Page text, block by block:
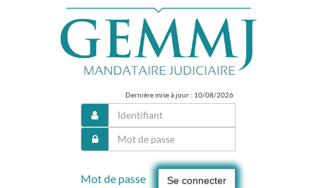
Dernière mise à jour : 10/08/2026
Se connecter
Mot de passe